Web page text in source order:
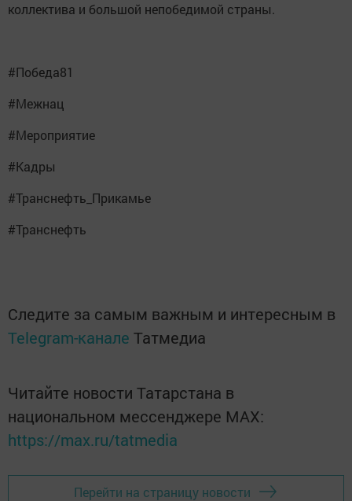
коллектива и большой непобедимой страны.
#Победа81
#Межнац
#Мероприятие
#Кадры
#Транснефть_Прикамье
#Транснефть
Следите за самым важным и интересным в
Telegram-канале Татмедиа
Читайте новости Татарстана в
национальном мессенджере MАХ:
https://max.ru/tatmedia
Перейти на страницу новости